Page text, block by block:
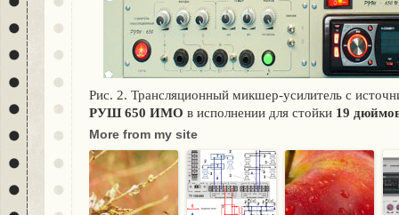
Рис. 2. Трансляционный микшер-усилитель с
РУШ 650 ИМО в исполнении для стойки 19
More from my site